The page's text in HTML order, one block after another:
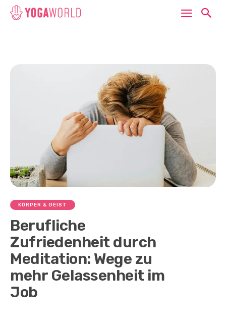
KÖRPER & GEIST
Berufliche
Zufriedenheit durch
Meditation: Wege zu
mehr Gelassenheit im
Job